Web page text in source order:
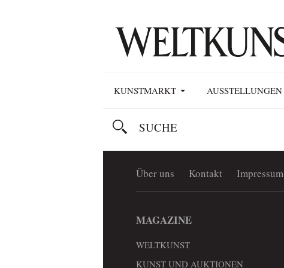
KUNSTMARKT AUSSTELLUNGEN
Über uns Kontakt Impressum
MAGAZINE
WELTKUNST
KUNST UND AUKTIONEN